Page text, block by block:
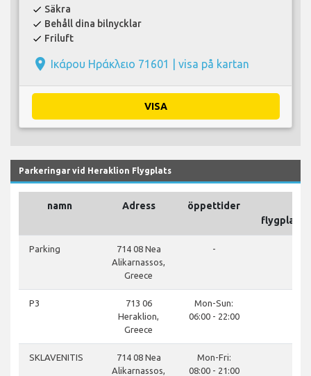
check Säkra
check Behåll dina bilnycklar
check Friluft
place Ικάρου Ηράκλειο 71601 | visa på kartan
VISA
Parkeringar vid Heraklion Flygplats
namn Adress öppettider
Parking
714 08 Nea
Alikarnassos,
Greece
-
P3
713 06
Heraklion,
Greece
Mon-Sun:
06:00 - 22:00
SKLAVENITIS
714 08 Nea
Alikarnassos,
Mon-Fri:
08:00 - 21:00